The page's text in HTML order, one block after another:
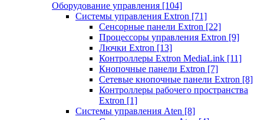
Оборудование управления [104]
Системы управления Extron [71]
Сенсорные панели Extron [22]
Процессоры управления Extron [9]
Лючки Extron [13]
Контроллеры Extron MediaLink [11]
Кнопочные панели Extron [7]
Сетевые кнопочные панели Extron [8]
Контроллеры рабочего пространства
Extron [1]
Системы управления Aten [8]